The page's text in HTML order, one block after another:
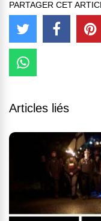
PARTAGER CET
Articles liés